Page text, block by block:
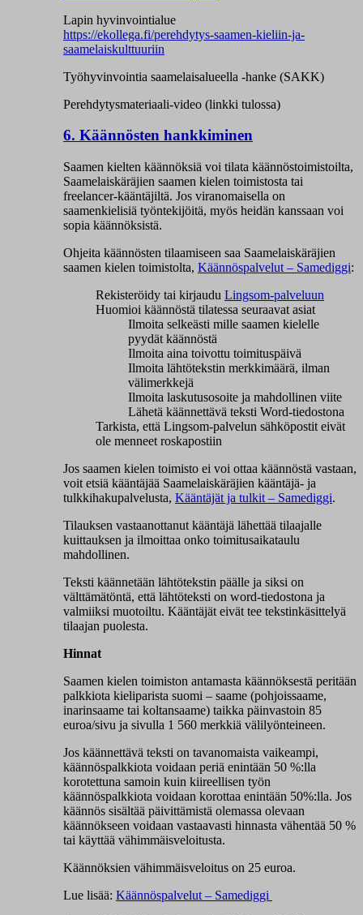
Lapin hyvinvointialue
https://ekollega.fi/perehdytys-saamen-kieliin-ja-
saamelaiskulttuuriin
Työhyvinvointia saamelaisalueella -hanke (SAKK)
Perehdytysmateriaali-video (linkki tulossa)
6. Käännösten hankkiminen
Saamen kielten käännöksiä voi tilata käännöstoimistoilta,
Saamelaiskäräjien saamen kielen toimistosta tai
freelancer-kääntäjiltä. Jos viranomaisella on
saamenkielisiä työntekijöitä, myös heidän kanssaan voi
sopia käännöksistä.
Ohjeita käännösten tilaamiseen saa Saamelaiskäräjien
saamen kielen toimistolta, Käännöspalvelut – Samediggi:
Rekisteröidy tai kirjaudu Lingsom-palveluun
Huomioi käännöstä tilatessa seuraavat asiat
Ilmoita selkeästi mille saamen kielelle
pyydät käännöstä
Ilmoita aina toivottu toimituspäivä
Ilmoita lähtötekstin merkkimäärä, ilman
välimerkkejä
Ilmoita laskutusosoite ja mahdollinen viite
Lähetä käännettävä teksti Word-tiedostona
Tarkista, että Lingsom-palvelun sähköpostit eivät
ole menneet roskapostiin
Jos saamen kielen toimisto ei voi ottaa käännöstä vastaan,
voit etsiä kääntäjää Saamelaiskäräjien kääntäjä- ja
tulkkihakupalvelusta, Kääntäjät ja tulkit – Samediggi.
Tilauksen vastaanottanut kääntäjä lähettää tilaajalle
kuittauksen ja ilmoittaa onko toimitusaikataulu
mahdollinen.
Teksti käännetään lähtötekstin päälle ja siksi on
välttämätöntä, että lähtöteksti on word-tiedostona ja
valmiiksi muotoiltu. Kääntäjät eivät tee tekstinkäsittelyä
tilaajan puolesta.
Hinnat
Saamen kielen toimiston antamasta käännöksestä peritään
palkkiota kieliparista suomi – saame (pohjoissaame,
inarinsaame tai koltansaame) taikka päinvastoin 85
euroa/sivu ja sivulla 1 560 merkkiä välilyönteineen.
Jos käännettävä teksti on tavanomaista vaikeampi,
käännöspalkkiota voidaan periä enintään 50 %:lla
korotettuna samoin kuin kiireellisen työn
käännöspalkkiota voidaan korottaa enintään 50%:lla. Jos
käännös sisältää päivittämistä olemassa olevaan
käännökseen voidaan vastaavasti hinnasta vähentää 50 %
tai käyttää vähimmäisveloitusta.
Käännöksien vähimmäisveloitus on 25 euroa.
Lue lisää: Käännöspalvelut – Samediggi